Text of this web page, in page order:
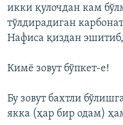
икки қулочдан кам
тўлдирадиган
Нафиса қиздан
Кимё зовут бўпкет-е!
Бу зовут бахтли
якка (ҳар бир одам)